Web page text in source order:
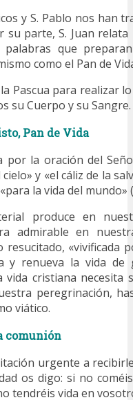
y S. Pablo nos han
parte, S. Juan relata
que
como el Pan de
Pascua para realizar
su Cuerpo y su Sangre.
Pan de Vida
por la oración del
y «el cáliz de la
la vida del mundo» (
produce en
admirable en
«vivificada
y renueva la vida
vida cristiana necesita
peregrinación,
viático.
comunión
urgente a
os digo: si no
tendréis vida en